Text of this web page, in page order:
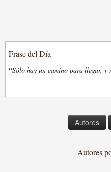
Frase del Día
“Sólo hay un camino para llegar, y
Autores
Autores